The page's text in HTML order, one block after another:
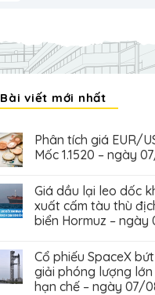
Bài viết mới nhất
Phân tích giá EUR/
Mốc 1.1520 – ngày
Giá dầu lại leo dốc
xuất cấm tàu thù
biển Hormuz –
Cổ phiếu SpaceX
giải phóng lượng lớn
hạn chế – ngày 07/